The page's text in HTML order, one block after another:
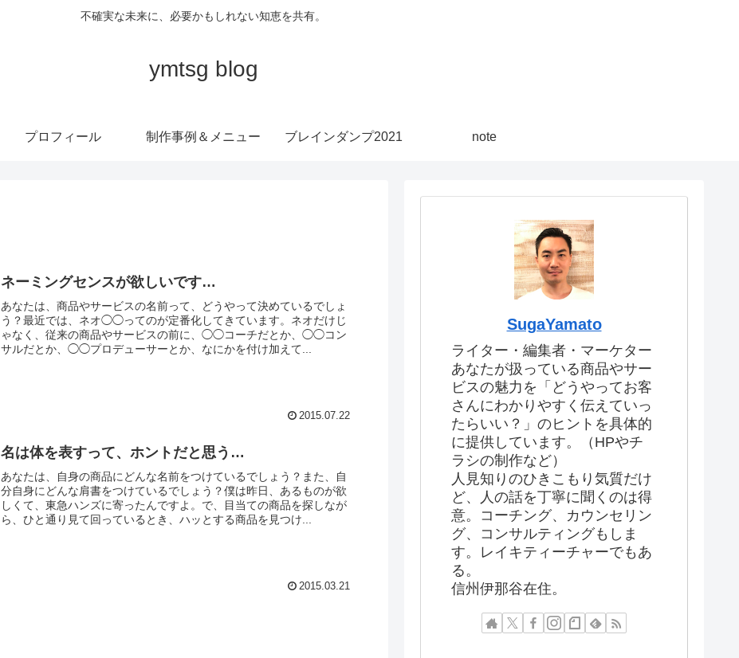
不確実な未来に、必要かもしれない知恵を共有。
ymtsg blog
プロフィール 制作事例＆メニュー ブレインダンプ2021 note
ネーミングセンスが欲しいです…
あなたは、商品やサービスの名前って、どうやって決めているでしょ
う？最近では、ネオ◯◯ってのが定番化してきています。ネオだけじ
ゃなく、従来の商品やサービスの前に、◯◯コーチだとか、◯◯コン
サルだとか、◯◯プロデューサーとか、なにかを付け加えて...
2015.07.22
名は体を表すって、ホントだと思う…
あなたは、自身の商品にどんな名前をつけているでしょう？また、自
分自身にどんな肩書をつけているでしょう？僕は昨日、あるものが欲
しくて、東急ハンズに寄ったんですよ。で、目当ての商品を探しなが
ら、ひと通り見て回っているとき、ハッとする商品を見つけ...
2015.03.21
SugaYamato
ライター・編集者・マーケター
あなたが扱っている商品やサー
ビスの魅力を「どうやってお客
さんにわかりやすく伝えていっ
たらいい？」のヒントを具体的
に提供しています。（HPやチ
ラシの制作など）
人見知りのひきこもり気質だけ
ど、人の話を丁寧に聞くのは得
意。コーチング、カウンセリン
グ、コンサルティングもしま
す。レイキティーチャーでもあ
る。
信州伊那谷在住。